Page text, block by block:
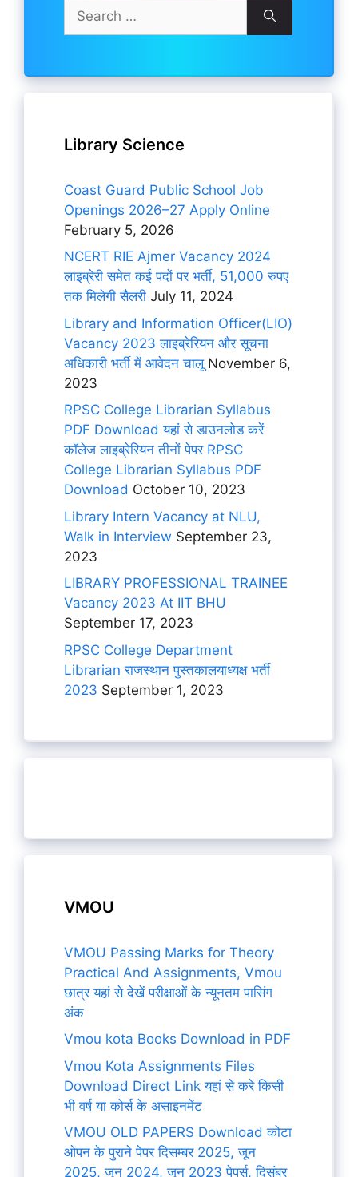
for:
Library Science
Coast Guard Public School Job
Openings 2026–27 Apply Online
February 5, 2026
NCERT RIE Ajmer Vacancy 2024
लाइब्रेरी समेत कई पदों पर भर्ती, 51,000 रुपए
तक मिलेगी सैलरी July 11, 2024
Library and Information Officer(LIO)
Vacancy 2023 लाइब्रेरियन और सूचना
अधिकारी भर्ती में आवेदन चालूNovember 6,
2023
RPSC College Librarian Syllabus
PDF Download यहां से डाउनलोड करें
कॉलेज लाइब्रेरियन तीनों पेपर RPSC
College Librarian Syllabus PDF
Download October 10, 2023
Library Intern Vacancy at NLU,
Walk in Interview September 23,
2023
LIBRARY PROFESSIONAL TRAINEE
Vacancy 2023 At IIT BHU
September 17, 2023
RPSC College Department
Librarian राजस्थान पुस्तकालयाध्यक्ष भर्ती
2023 September 1, 2023
VMOU
VMOU Passing Marks for Theory
Practical And Assignments, Vmou
छात्र यहां से देखें परीक्षाओं के न्यूनतम पासिंग
अंक
Vmou kota Books Download in PDF
Vmou Kota Assignments Files
Download Direct Link यहां से करे किसी
भी वर्ष या कोर्स के असाइनमेंट
VMOU OLD PAPERS Download कोटा
ओपन के पुराने पेपर दिसम्बर 2025, जून
2025, जून 2024, जून 2023 पेपर्स, दिसंबर